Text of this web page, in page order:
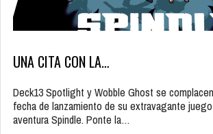
UNA CITA CON LA…
Deck13 Spotlight y Wobble Ghost se
fecha de lanzamiento de su extravagante
aventura Spindle. Ponte la…